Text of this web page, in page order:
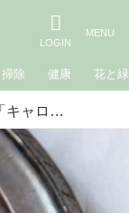
掃除 健康 花と緑
門司港『bion』の「キャロットケーキ」のつくり方。スパイス＆チーズで大人な味わい／寺井きよみさん